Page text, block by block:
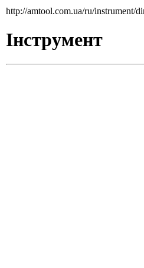
http://amtool.com.ua/ru/instrument/
Інструмент